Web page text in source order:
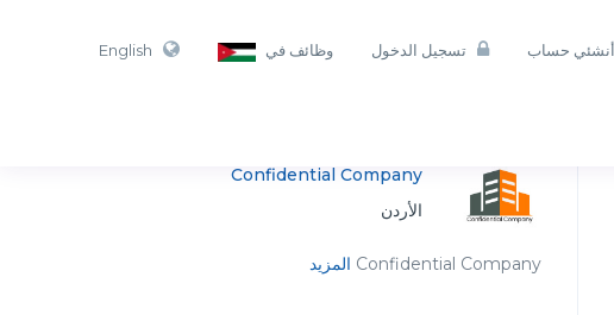
أنشئي حساب تسجيل الدخول وظائف في English
Confidential Company
الأردن
Confidential Company المزيد